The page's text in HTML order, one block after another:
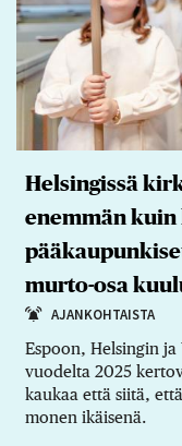
Helsingissä
enemmän
murto-osa
AJANKOHTAISTA
Espoon, Helsingin
vuodelta 2025
kaukaa että siitä,
monen ikäisenä.